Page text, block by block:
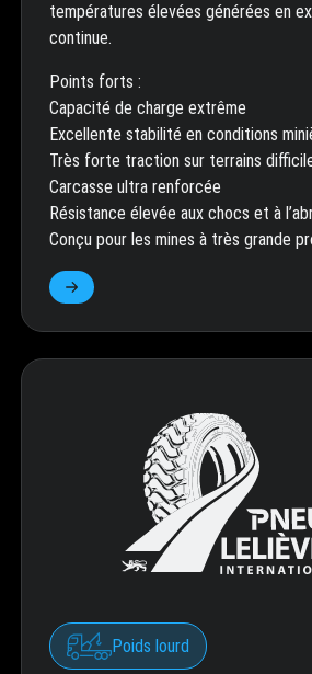
températures élevées générées en
continue.
Points forts :
Capacité de charge extrême
Excellente stabilité en conditions
Très forte traction sur terrains
Carcasse ultra renforcée
Résistance élevée aux chocs et à
Conçu pour les mines à très grande
Poids lourd